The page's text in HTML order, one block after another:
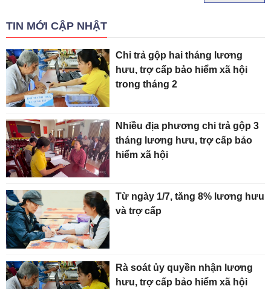
TIN MỚI CẬP NHẬT
Chi trả gộp hai tháng lương
hưu, trợ cấp bảo hiểm xã hội
trong tháng 2
Nhiều địa phương chi trả gộp 3
tháng lương hưu, trợ cấp bảo
hiểm xã hội
Từ ngày 1/7, tăng 8% lương hưu
và trợ cấp
Rà soát ủy quyền nhận lương
hưu, trợ cấp bảo hiểm xã hội